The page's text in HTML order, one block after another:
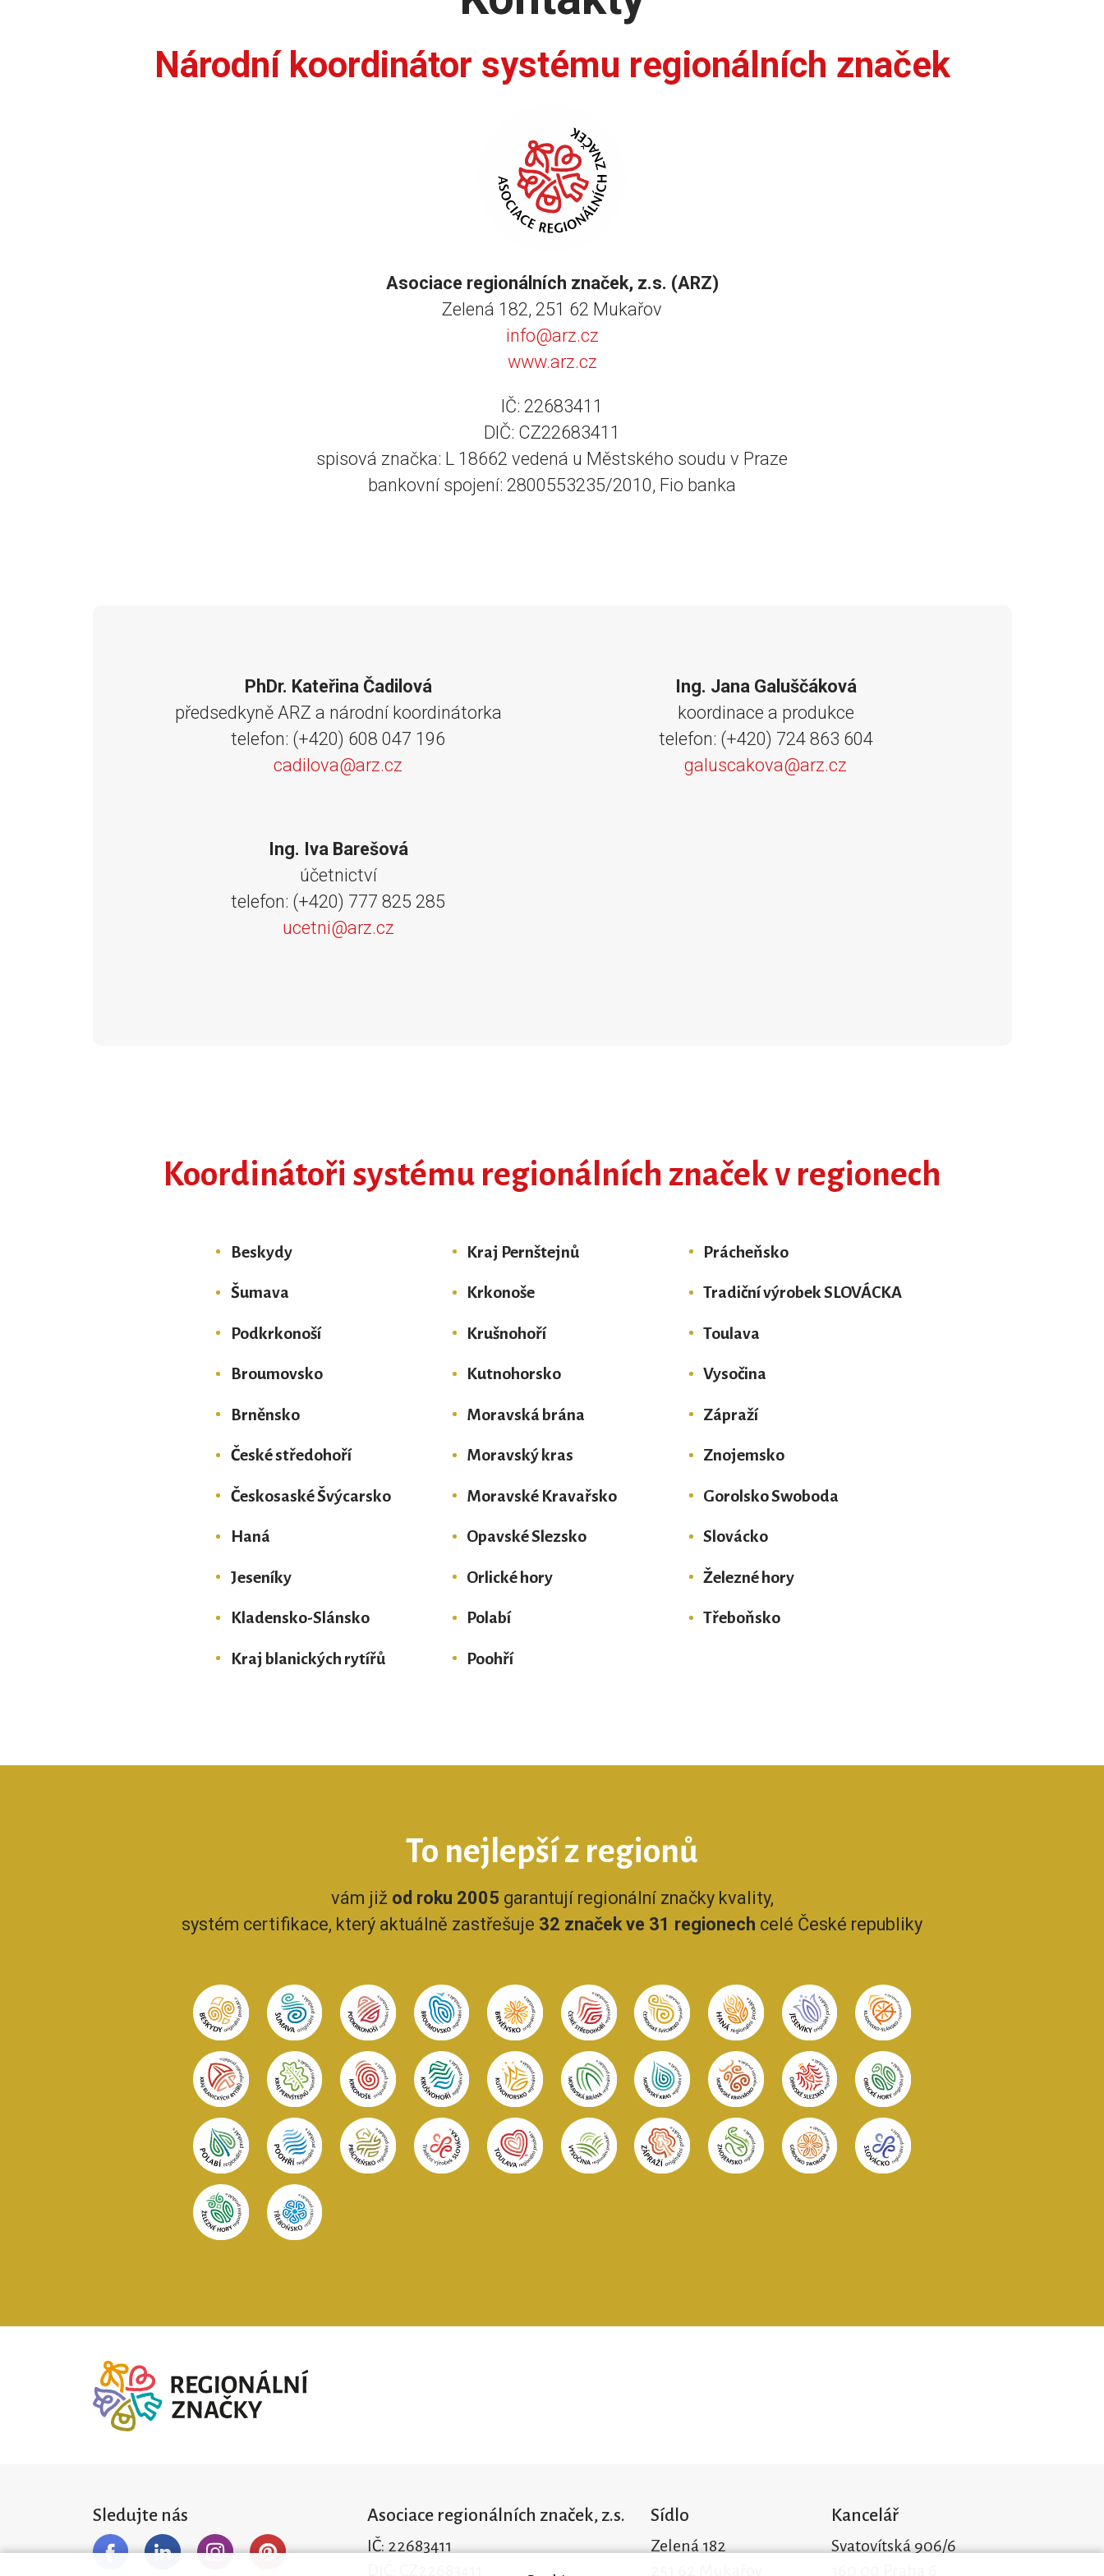
Národní koordinátor systému regionálních značek
Asociace regionálních značek, z.s. (ARZ)
Zelená 182, 251 62 Mukařov
info@arz.cz
www.arz.cz
IČ: 22683411
DIČ: CZ22683411
spisová značka: L 18662 vedená u Městského soudu v Praze
bankovní spojení: 2800553235/2010, Fio banka
PhDr. Kateřina Čadilová
předsedkyně ARZ a národní koordinátorka
telefon: (+420) 608 047 196
cadilova@arz.cz
Ing. Jana Galuščáková
koordinace a produkce
telefon: (+420) 724 863 604
galuscakova@arz.cz
Ing. Iva Barešová
účetnictví
telefon: (+420) 777 825 285
ucetni@arz.cz
Koordinátoři systému regionálních značek v regionech
Beskydy
Šumava
Podkrkonoší
Broumovsko
Brněnsko
České středohoří
Českosaské Švýcarsko
Haná
Jeseníky
Kladensko-Slánsko
Kraj blanických rytířů
Kraj Pernštejnů
Krkonoše
Krušnohoří
Kutnohorsko
Moravská brána
Moravský kras
Moravské Kravařsko
Opavské Slezsko
Orlické hory
Polabí
Poohří
Prácheňsko
Tradiční výrobek SLOVÁCKA
Toulava
Vysočina
Zápraží
Znojemsko
Gorolsko Swoboda
Slovácko
Železné hory
Třeboňsko
To nejlepší z regionů
vám již od roku 2005 garantují regionální značky kvality,
systém certifikace, který aktuálně zastřešuje 32 značek ve 31 regionech celé České republiky
Sledujte nás Asociace regionálních značek, z.s.
IČ: 22683411
Sídlo
Zelená 182
Kancelář
Svatovítská 906/6